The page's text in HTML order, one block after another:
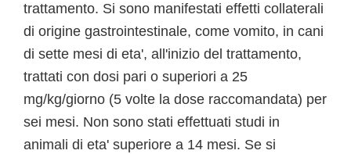
trattamento. Si sono manifestati effetti collaterali
di origine gastrointestinale, come vomito, in cani
di sette mesi di eta', all'inizio del trattamento,
trattati con dosi pari o superiori a 25
mg/kg/giorno (5 volte la dose raccomandata) per
sei mesi. Non sono stati effettuati studi in
animali di eta' superiore a 14 mesi. Se si